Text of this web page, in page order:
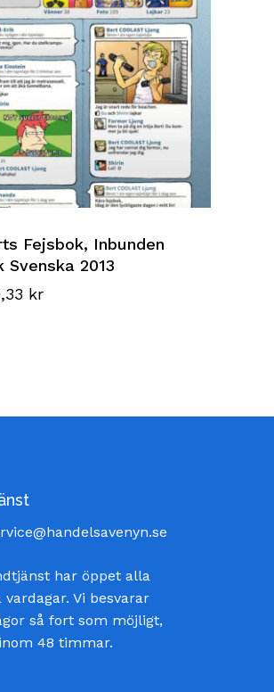
Fejsbok, Inbunden
Svenska 2013
kr
har öppet alla
vardagar. Vi besvarar
så fort som möjligt,
48 timmar.